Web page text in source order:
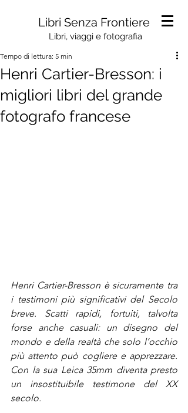
Libri Senza Frontiere
Libri, viaggi e fotografia
Henri Cartier-Bresson: i
migliori libri del grande
fotografo francese
Tempo di lettura: 5 min
Henri Cartier-Bresson è sicuramente tra
i testimoni più significativi del Secolo
breve. Scatti rapidi, fortuiti, talvolta
forse anche casuali: un disegno del
mondo e della realtà che solo l’occhio
più attento può cogliere e apprezzare.
Con la sua Leica 35mm diventa presto
un insostituibile testimone del XX
secolo.